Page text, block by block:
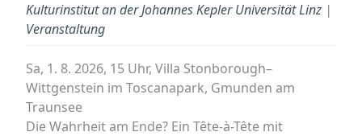
Kulturinstitut an der Johannes Kepler Universität Linz |
Veranstaltung
Sa, 1. 8. 2026, 15 Uhr, Villa Stonborough–
Wittgenstein im Toscanapark, Gmunden am
Traunsee
Die Wahrheit am Ende? Ein Tête-à-Tête mit